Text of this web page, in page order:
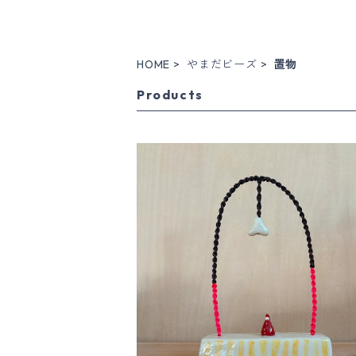
HOME やまだビーズ 置物
Products
オブジェ / open the door